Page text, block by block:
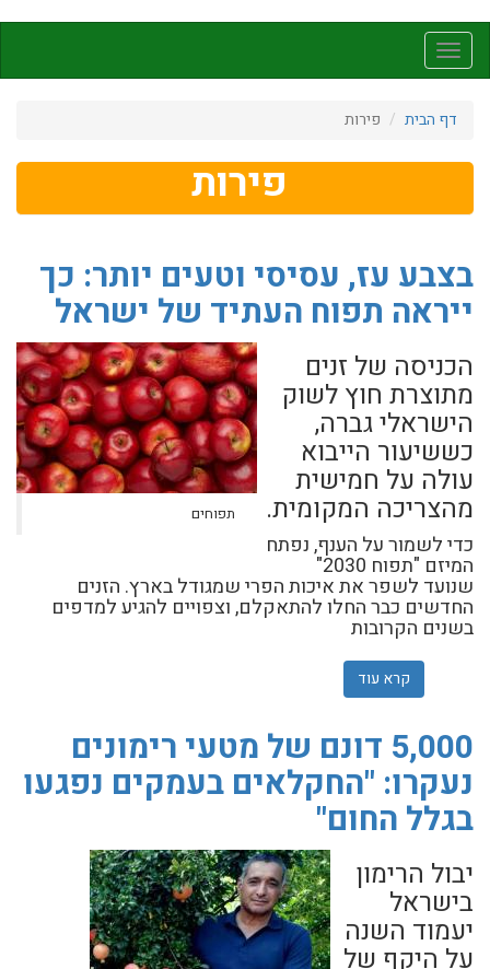
לתוכן
העיקריToggle
navigation
דף הבית
פירות
פירות
בצבע עז, עסיסי וטעים יותר: כך
ייראה תפוח העתיד של ישראל
תפוחים
הכניסה של זנים
מתוצרת חוץ לשוק
הישראלי גברה,
כששיעור הייבוא
עולה על חמישית
מהצריכה המקומית.
כדי לשמור על הענף, נפתח
המיזם "תפוח 2030"
שנועד לשפר את איכות הפרי שמגודל בארץ. הזנים
החדשים כבר החלו להתאקלם, וצפויים להגיע למדפים
בשנים הקרובות
קרא עוד
5,000 דונם של מטעי רימונים
נעקרו: "החקלאים בעמקים נפגעו
בגלל החום"
יבול הרימון
בישראל
יעמוד השנה
על היקף של